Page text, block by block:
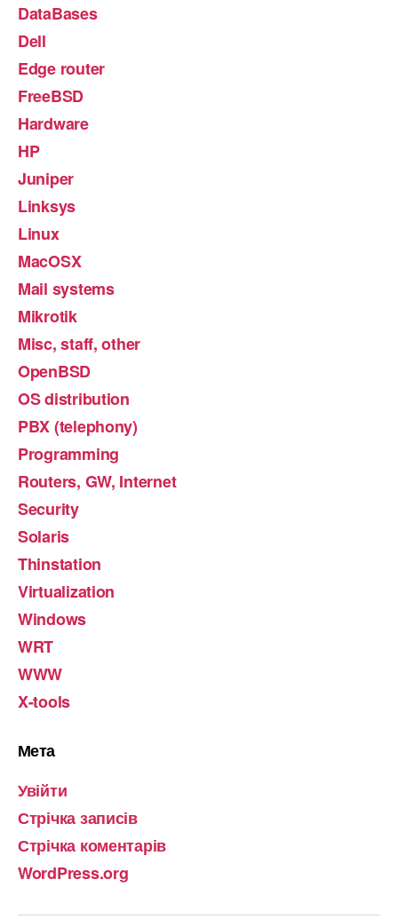
DataBases
Dell
Edge router
FreeBSD
Hardware
HP
Juniper
Linksys
Linux
MacOSX
Mail systems
Mikrotik
Misc, staff, other
OpenBSD
OS distribution
PBX (telephony)
Programming
Routers, GW, Internet
Security
Solaris
Thinstation
Virtualization
Windows
WRT
WWW
X-tools
Мета
Увійти
Стрічка записів
Стрічка коментарів
WordPress.org